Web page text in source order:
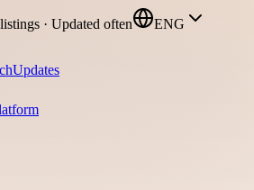
· Updated often ENG
Updates